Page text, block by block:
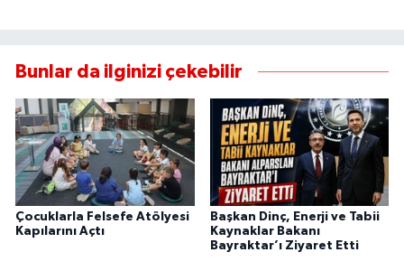
Bunlar da ilginizi çekebilir
Çocuklarla Felsefe Atölyesi
Kapılarını Açtı
Başkan Dinç, Enerji ve Tabii
Kaynaklar Bakanı
Bayraktar’ı Ziyaret Etti